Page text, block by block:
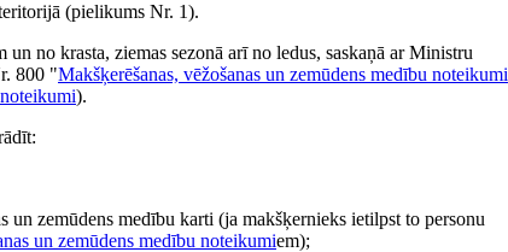
(pielikums Nr. 1).
no krasta, ziemas sezonā arī no ledus, saskaņā ar Ministru
800 "Makšķerēšanas, vēžošanas un zemūdens medību noteikumi
).
un zemūdens medību karti (ja makšķernieks ietilpst to personu
un zemūdens medību noteikumiem);